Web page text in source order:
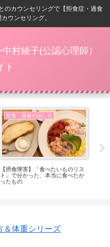
のカウンセリングで【拒食症・過食
ウンセリング。
中村綾子(公認心理師）
ト
拒食・過食の治し方
【摂食障害】「食べたいものリス
ト」で分かった、本当に食べたか
ったもの
＆体重シリーズ